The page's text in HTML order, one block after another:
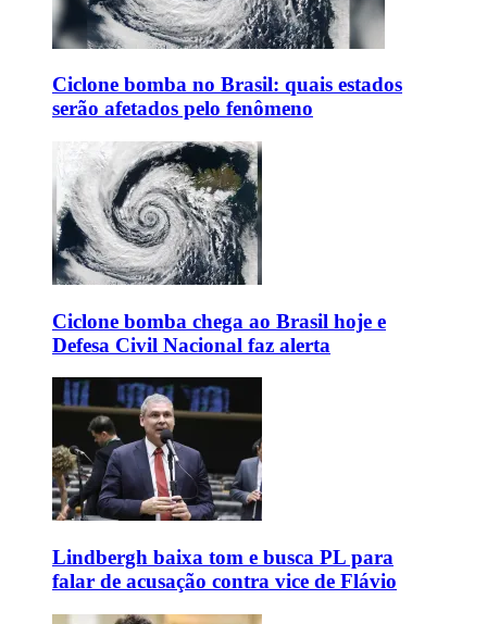
Ciclone bomba no Brasil: quais estados
serão afetados pelo fenômeno
Ciclone bomba chega ao Brasil hoje e
Defesa Civil Nacional faz alerta
Lindbergh baixa tom e busca PL para
falar de acusação contra vice de Flávio